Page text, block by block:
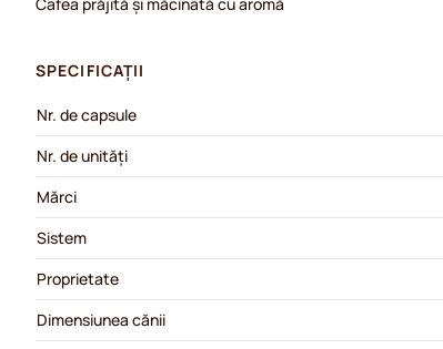
SPECIFICAȚII
Nr. de capsule
Nr. de unități
Mărci
Sistem
Proprietate
Dimensiunea cănii